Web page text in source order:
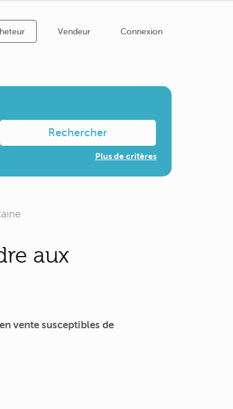
Vendeur Connexion
Rechercher
Plus de critères
aux
vente susceptibles de